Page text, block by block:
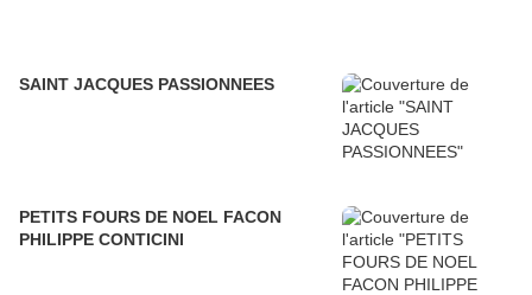
SAINT JACQUES PASSIONNEES
PETITS FOURS DE NOEL FACON
PHILIPPE CONTICINI